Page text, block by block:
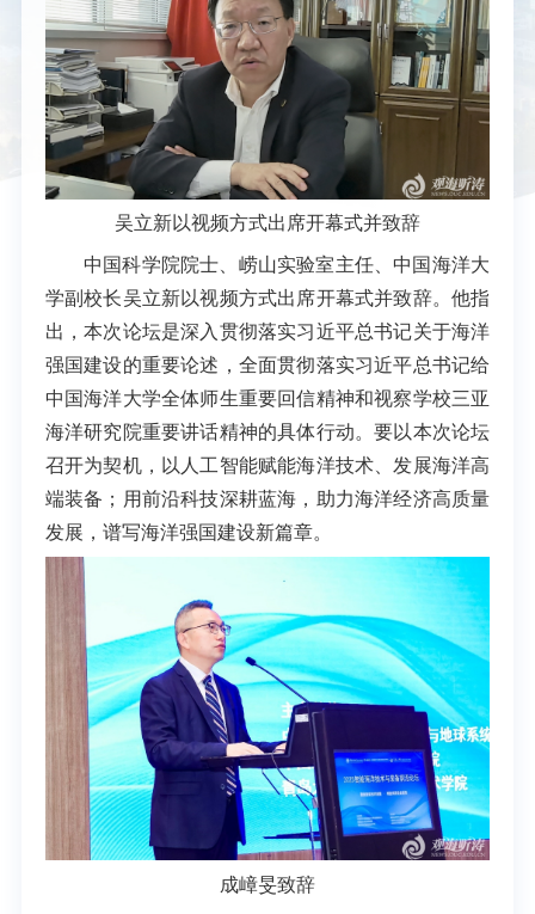
吴立新以视频方式出席开幕式并致辞
中国科学院院士、崂山实验室主任、中国海洋大
学副校长吴立新以视频方式出席开幕式并致辞。他指
出，本次论坛是深入贯彻落实习近平总书记关于海洋
强国建设的重要论述，全面贯彻落实习近平总书记给
中国海洋大学全体师生重要回信精神和视察学校三亚
海洋研究院重要讲话精神的具体行动。要以本次论坛
召开为契机，以人工智能赋能海洋技术、发展海洋高
端装备；用前沿科技深耕蓝海，助力海洋经济高质量
发展，谱写海洋强国建设新篇章。
成嶂旻致辞